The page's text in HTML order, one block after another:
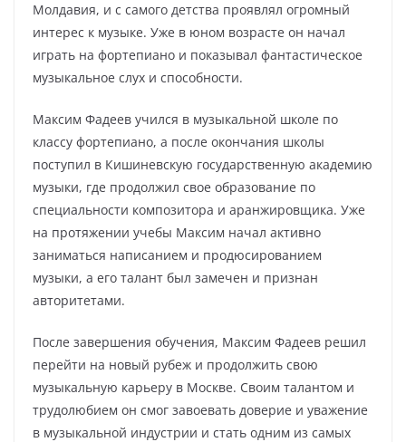
Молдавия, и с самого детства проявлял огромный
интерес к музыке. Уже в юном возрасте он начал
играть на фортепиано и показывал фантастическое
музыкальное слух и способности.
Максим Фадеев учился в музыкальной школе по
классу фортепиано, а после окончания школы
поступил в Кишиневскую государственную академию
музыки, где продолжил свое образование по
специальности композитора и аранжировщика. Уже
на протяжении учебы Максим начал активно
заниматься написанием и продюсированием
музыки, а его талант был замечен и признан
авторитетами.
После завершения обучения, Максим Фадеев решил
перейти на новый рубеж и продолжить свою
музыкальную карьеру в Москве. Своим талантом и
трудолюбием он смог завоевать доверие и уважение
в музыкальной индустрии и стать одним из самых